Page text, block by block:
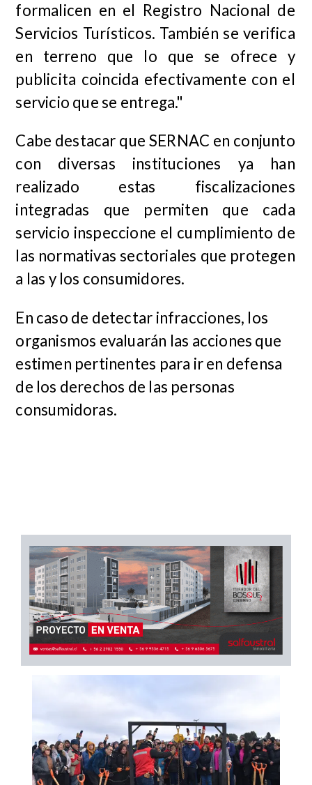
formalicen en el Registro Nacional de
Servicios Turísticos. También se verifica
en terreno que lo que se ofrece y
publicita coincida efectivamente con el
servicio que se entrega."
Cabe destacar que SERNAC en conjunto
con diversas instituciones ya han
realizado estas fiscalizaciones
integradas que permiten que cada
servicio inspeccione el cumplimiento de
las normativas sectoriales que protegen
a las y los consumidores.
En caso de detectar infracciones, los
organismos evaluarán las acciones que
estimen pertinentes para ir en defensa
de los derechos de las personas
consumidoras.